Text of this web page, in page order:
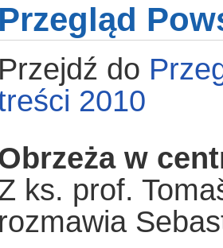
Przegląd
Przejdź do
2010
w
ks. prof.
rozmawia